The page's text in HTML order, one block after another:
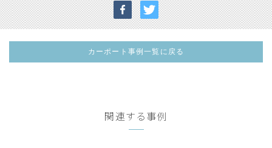
カーポート事例一覧に戻る
関連する事例